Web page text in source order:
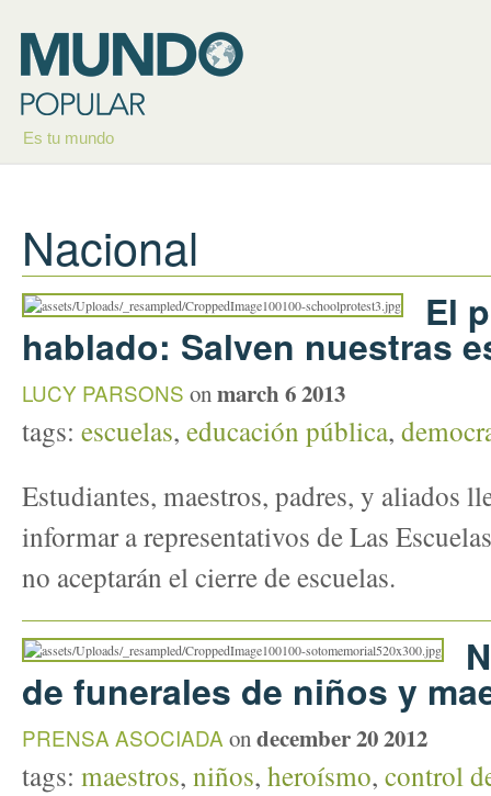
Es tu mundo
Nacional
El
hablado: Salven nuestras
LUCY PARSONS onmarch 6 2013
tags: escuelas, educación pública,
Estudiantes, maestros, padres, y aliados
informar a representativos de Las
no aceptarán el cierre de escuelas.
de funerales de niños y
PRENSA ASOCIADA ondecember 20 2012
tags: maestros, niños, heroísmo, control